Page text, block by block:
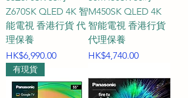
Z670SK QLED 4K 智
能電視 香港行貨 代
理保養
價格
HK$6,990.00
M450SK QLED 4K
智能電視 香港行貨
代理保養
價格
HK$4,740.00
有現貨